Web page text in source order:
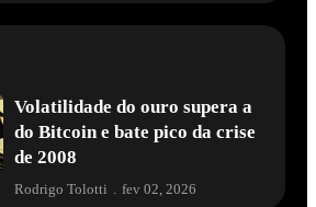
Volatilidade do ouro supera a
do Bitcoin e bate pico da crise
de 2008
Rodrigo Tolotti . fev 02, 2026